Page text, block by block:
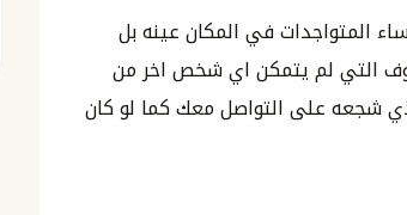
المتواجدات في المكان عينه بل
التي لم يتمكن اي شخص اخر من
شجعه على التواصل معك كما لو كان